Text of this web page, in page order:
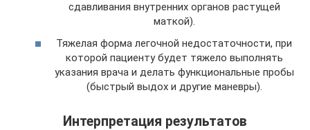
сдавливания внутренних органов растущей
маткой).
Тяжелая форма легочной недостаточности, при
которой пациенту будет тяжело выполнять
указания врача и делать функциональные пробы
(быстрый выдох и другие маневры).
Интерпретация результатов